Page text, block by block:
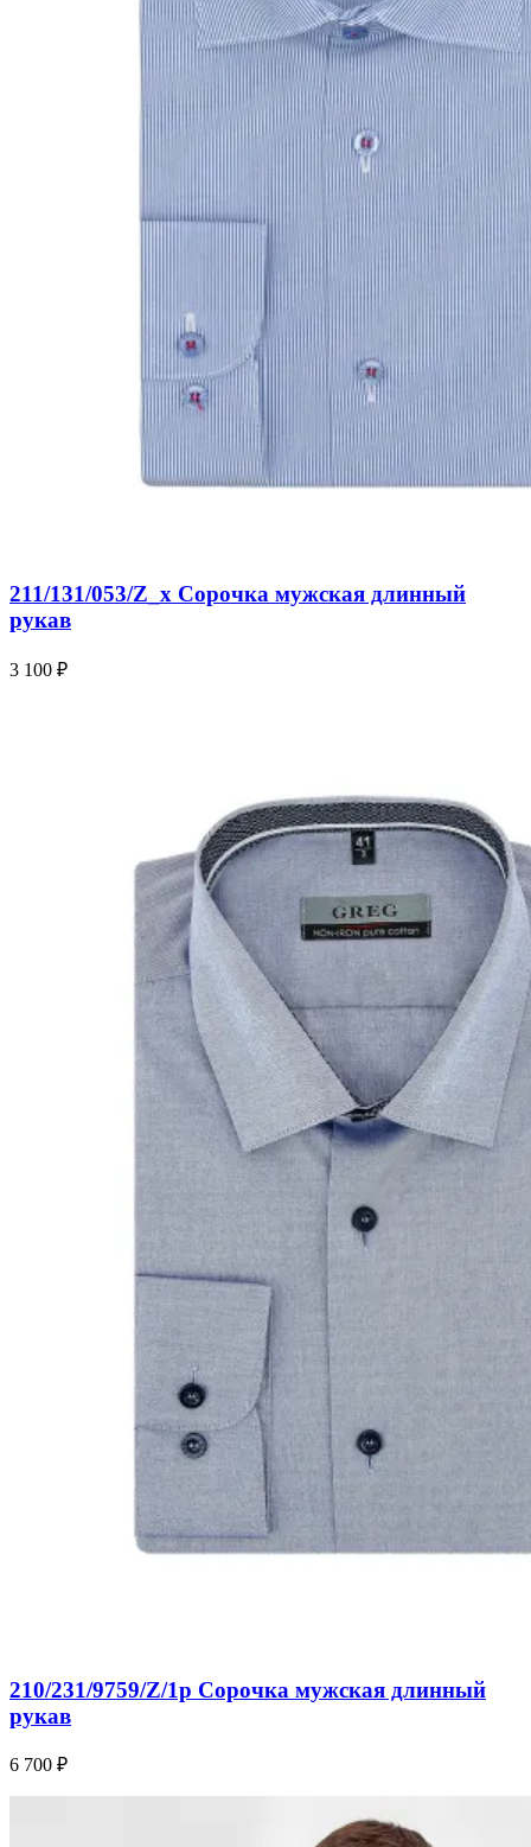
211/131/053/Z_x Сорочка мужская длинный
рукав
3 100 ₽
210/231/9759/Z/1p Сорочка мужская длинный
рукав
6 700 ₽